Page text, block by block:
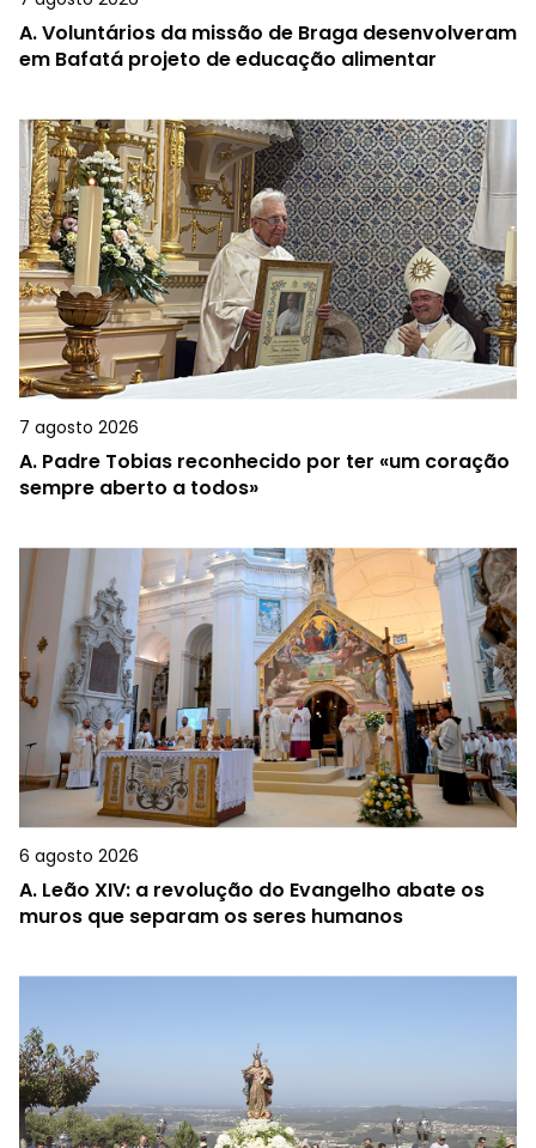
A.Voluntários da missão de Braga desenvolveram
em Bafatá projeto de educação alimentar
7 agosto 2026
A. Padre Tobias reconhecido por ter «um coração
sempre aberto a todos»
6 agosto 2026
A. Leão XIV: a revolução do Evangelho abate os
muros que separam os seres humanos